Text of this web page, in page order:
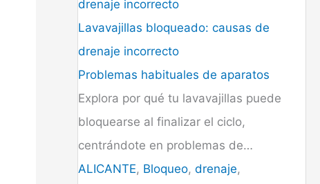
Lavavajillas bloqueado: causas de
drenaje incorrecto
Problemas habituales de aparatos
Explora por qué tu lavavajillas puede
bloquearse al finalizar el ciclo,
centrándote en problemas de…
ALICANTE, Bloqueo, drenaje,